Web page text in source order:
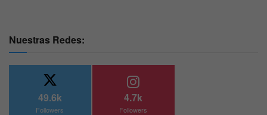
Nuestras Redes:
49.6k
Followers
4.7k
Followers